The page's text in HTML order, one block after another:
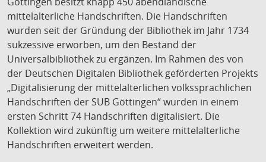
mittelalterliche Handschriften. Die Handschriften
wurden seit der Gründung der Bibliothek im Jahr 1734
sukzessive erworben, um den Bestand der
Universalbibliothek zu ergänzen. Im Rahmen des von
der Deutschen Digitalen Bibliothek geförderten Projekts
„Digitalisierung der mittelalterlichen volkssprachlichen
Handschriften der SUB Göttingen“ wurden in einem
ersten Schritt 74 Handschriften digitalisiert. Die
Kollektion wird zukünftig um weitere mittelalterliche
Handschriften erweitert werden.